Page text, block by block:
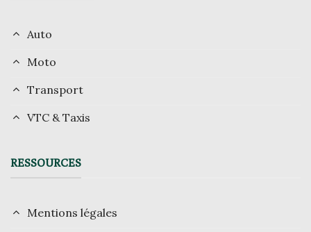
Auto
Moto
Transport
VTC & Taxis
RESSOURCES
Mentions légales